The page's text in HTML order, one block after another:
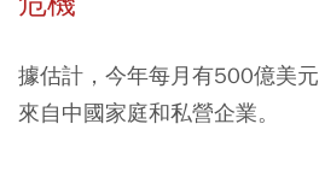
據估計，今年每月有500億美
來自中國家庭和私營企業。